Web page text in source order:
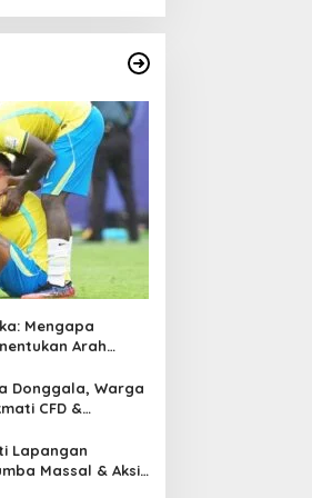
Mengapa
Arah
Donggala, Warga
CFD &
Lapangan
Massal & Aksi